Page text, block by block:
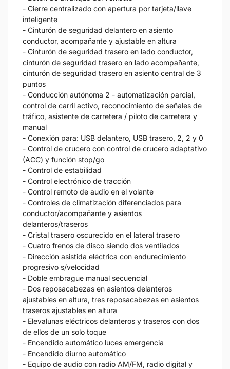
- Cierre centralizado con apertura por tarjeta/llave
inteligente
- Cinturón de seguridad delantero en asiento
conductor, acompañante y ajustable en altura
- Cinturón de seguridad trasero en lado conductor,
cinturón de seguridad trasero en lado acompañante,
cinturón de seguridad trasero en asiento central de 3
puntos
- Conducción autónoma 2 - automatización parcial,
control de carril activo, reconocimiento de señales de
tráfico, asistente de carretera / piloto de carretera y
manual
- Conexión para: USB delantero, USB trasero, 2, 2 y 0
- Control de crucero con control de crucero adaptativo
(ACC) y función stop/go
- Control de estabilidad
- Control electrónico de tracción
- Control remoto de audio en el volante
- Controles de climatización diferenciados para
conductor/acompañante y asientos
delanteros/traseros
- Cristal trasero oscurecido en el lateral trasero
- Cuatro frenos de disco siendo dos ventilados
- Dirección asistida eléctrica con endurecimiento
progresivo s/velocidad
- Doble embrague manual secuencial
- Dos reposacabezas en asientos delanteros
ajustables en altura, tres reposacabezas en asientos
traseros ajustables en altura
- Elevalunas eléctricos delanteros y traseros con dos
de ellos de un solo toque
- Encendido automático luces emergencia
- Encendido diurno automático
- Equipo de audio con radio AM/FM, radio digital y